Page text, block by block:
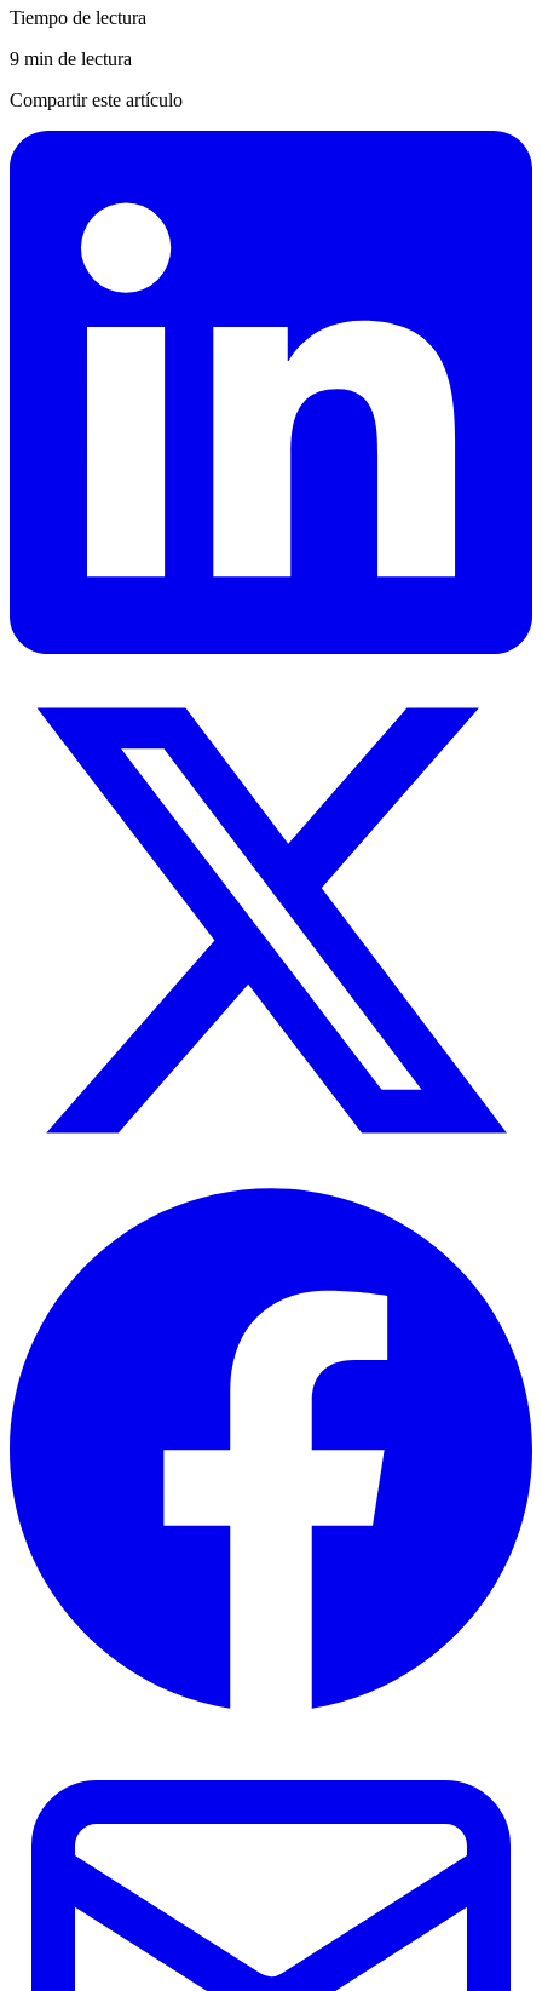
Tiempo de lectura
9 min de lectura
Compartir este artículo